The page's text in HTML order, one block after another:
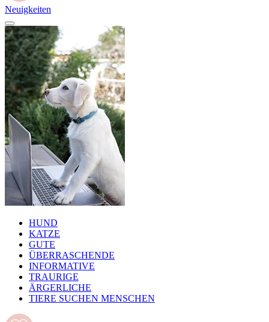
Neuigkeiten
HUND
KATZE
GUTE
ÜBERRASCHENDE
INFORMATIVE
TRAURIGE
ÄRGERLICHE
TIERE SUCHEN MENSCHEN